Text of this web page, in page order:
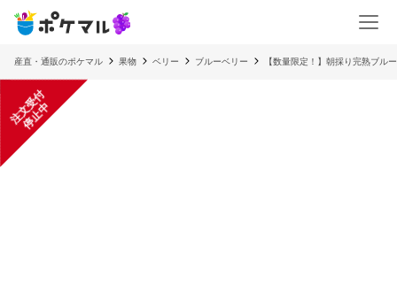
産直・通販のポケマル 果物 ベリー ブルーベリー 【数量限定！】朝採り完熟ブ
注
文
受
付
停
止
中